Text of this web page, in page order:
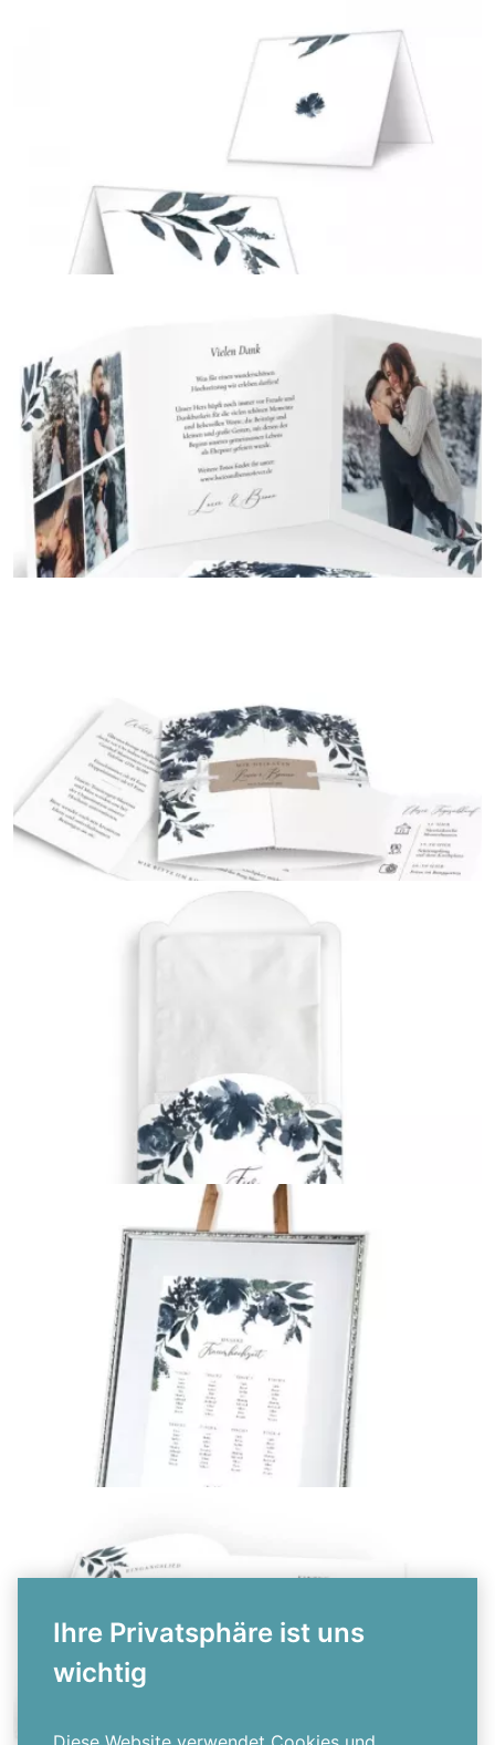
Ihre Privatsphäre ist uns
wichtig
Tischkarten
{farbicons}
Wickelfalz
Altarfalz
{farbicons}
Banderole für Taschentücher
{farbicons}